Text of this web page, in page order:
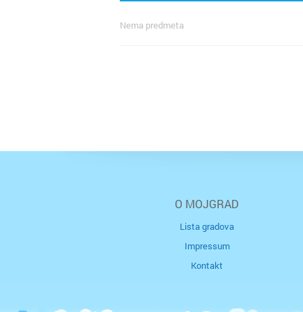
Nema predmeta
O MOJGRAD
Lista gradova
Impressum
Kontakt